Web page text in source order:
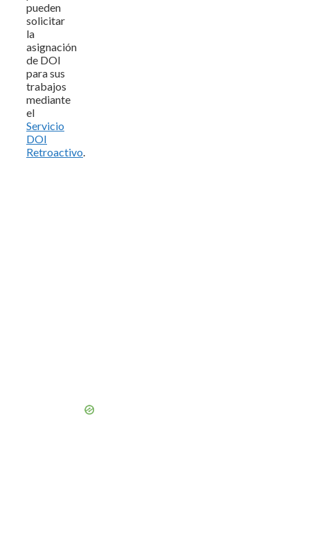
pueden
solicitar
la
asignación
de DOI
para sus
trabajos
mediante
el
Servicio
DOI
Retroactivo.